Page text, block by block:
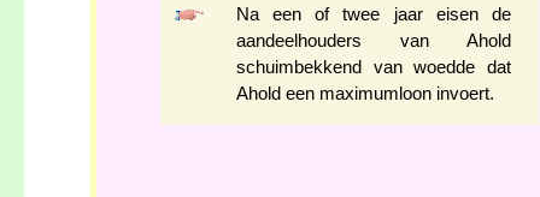
Na een of twee jaar eisen de
aandeelhouders van Ahold
schuimbekkend van woedde dat
Ahold een maximumloon invoert.